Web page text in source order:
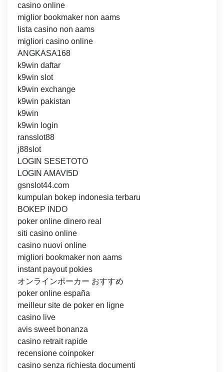
casino online
miglior bookmaker non aams
lista casino non aams
migliori casino online
ANGKASA168
k9win daftar
k9win slot
k9win exchange
k9win pakistan
k9win
k9win login
ransslot88
j88slot
LOGIN SESETOTO
LOGIN AMAVI5D
gsnslot44.com
kumpulan bokep indonesia terbaru
BOKEP INDO
poker online dinero real
siti casino online
casino nuovi online
migliori bookmaker non aams
instant payout pokies
オンラインポーカー おすすめ
poker online españa
meilleur site de poker en ligne
casino live
avis sweet bonanza
casino retrait rapide
recensione coinpoker
casino senza richiesta documenti